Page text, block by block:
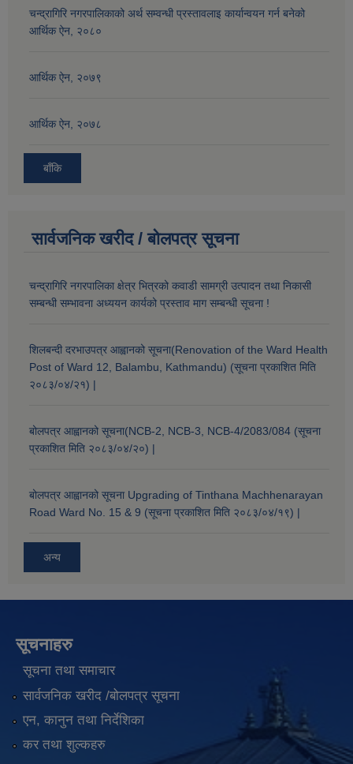
चन्द्रागिरि नगरपालिकाको अर्थ सम्वन्धी प्रस्तावलाइ कार्यान्वयन गर्न बनेको
आर्थिक ऐन, २०८०
आर्थिक ऐन, २०७९
आर्थिक ऐन, २०७८
बाँकि
सार्वजनिक खरीद / बोलपत्र सूचना
चन्द्रागिरि नगरपालिका क्षेत्र भित्रको कवाडी सामग्री उत्पादन तथा निकासी
सम्बन्धी सम्भावना अध्ययन कार्यको प्रस्ताव माग सम्बन्धी सूचना !
शिलबन्दी दरभाउपत्र आह्वानको सूचना(Renovation of the Ward Health
Post of Ward 12, Balambu, Kathmandu) (सूचना प्रकाशित मिति
२०८३/०४/२१) |
बोलपत्र आह्वानको सूचना(NCB-2, NCB-3, NCB-4/2083/084 (सूचना
प्रकाशित मिति २०८३/०४/२०) |
बोलपत्र आह्वानको सूचना Upgrading of Tinthana Machhenarayan
Road Ward No. 15 & 9 (सूचना प्रकाशित मिति २०८३/०४/१९) |
अन्य
सूचनाहरु
सूचना तथा समाचार
सार्वजनिक खरीद /बोलपत्र सूचना
एन, कानुन तथा निर्देशिका
कर तथा शुल्कहरु